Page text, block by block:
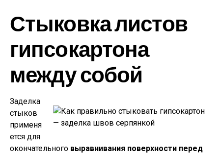
Стыковка листов
гипсокартона
между собой
Заделка
стыков
применя
ется для
окончательного выравнивания поверхности перед